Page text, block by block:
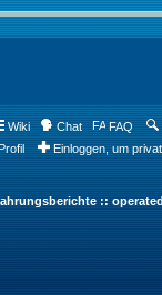
Wiki Chat FAQ
Einloggen, um
::